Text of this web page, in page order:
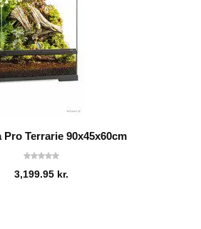
Pro Terrarie 90x45x60cm
3,199.95 kr.